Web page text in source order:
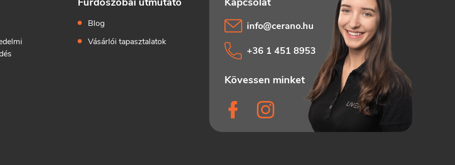
Blog
Vásárlói tapasztalatok
info@cerano.hu
+36 1 451 8953